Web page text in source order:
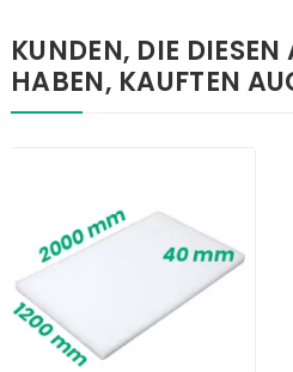
KUNDEN, DIE DIESEN
HABEN, KAUFTEN